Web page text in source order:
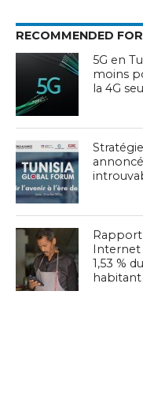
RECOMMENDED
5G en
moins
la 4G
Rapport
Internet
1,53 %